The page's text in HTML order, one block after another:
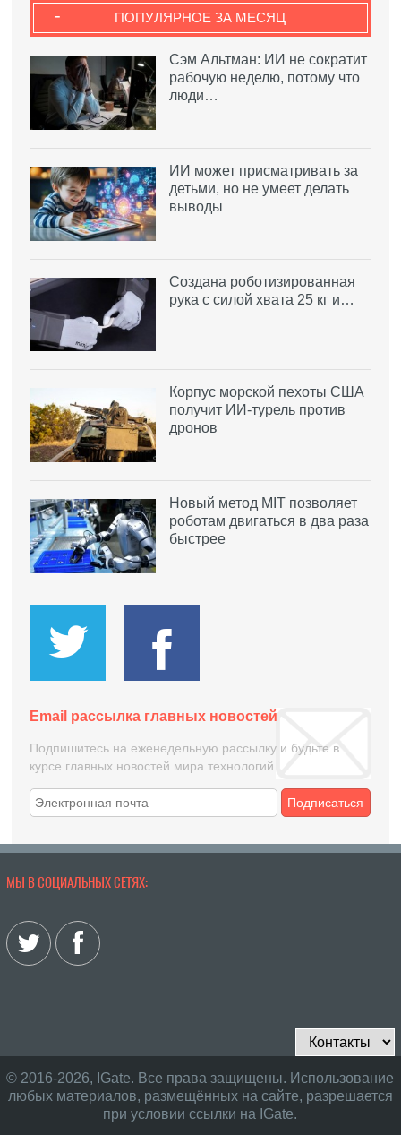
ПОПУЛЯРНОЕ ЗА МЕСЯЦ
-
Сэм Альтман: ИИ не сократит
рабочую неделю, потому что
люди…
ИИ может присматривать за
детьми, но не умеет делать
выводы
Создана роботизированная
рука с силой хвата 25 кг и…
Корпус морской пехоты США
получит ИИ-турель против
дронов
Новый метод MIT позволяет
роботам двигаться в два раза
быстрее
Email рассылка главных новостей
Подпишитесь на еженедельную рассылку и будьте в
курсе главных новостей мира технологий
Подписаться
МЫ В СОЦИАЛЬНЫХ СЕТЯХ:
© 2016-2026, IGate. Все права защищены. Использование
любых материалов, размещённых на сайте, разрешается
при условии ссылки на IGate.